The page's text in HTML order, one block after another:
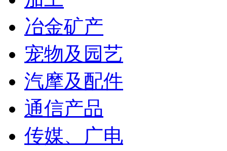
冶金矿产
宠物及园艺
汽摩及配件
通信产品
传媒、广电